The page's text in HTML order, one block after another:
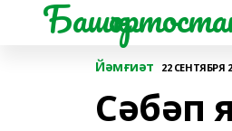
Йәмғиәт 22 СЕНТЯБРЯ
Сәбәп